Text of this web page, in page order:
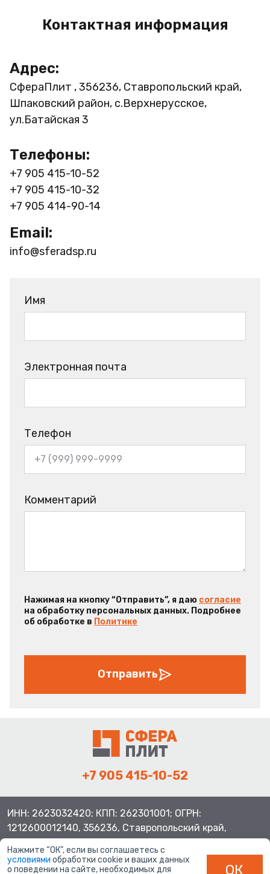
Контактная информация
Адрес:
СфераПлит , 356236, Ставропольский край,
Шпаковский район, с.Верхнерусское,
ул.Батайская 3
Телефоны:
+7 905 415-10-52
+7 905 415-10-32
+7 905 414-90-14
Email:
info@sferadsp.ru
Имя
Электронная почта
Телефон
Комментарий
Нажимая на кнопку “Отправить”, я даю согласие
на обработку персональных данных. Подробнее
об обработке в Политике
Отправить
+7 905 415-10-52
ИНН: 2623032420; КПП: 262301001; ОГРН:
1212600012140, 356236, Ставропольский край,
Нажмите “ОК”, если вы соглашаетесь с
условиями обработки cookie и ваших данных
о поведении на сайте, необходимых для
ОК